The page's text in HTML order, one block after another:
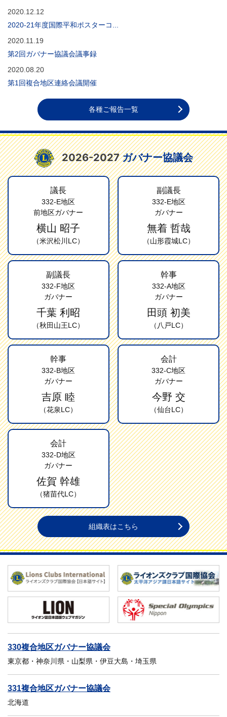
2020.12.12
2020-21年度国際平和ポスターコ...
2020.11.19
第2回ガバナー協議会議事録
2020.08.20
第1回複合地区連絡会議開催
各種ご報告一覧
2026-2027ガバナー協議会
議長
332-E地区
前地区ガバナー
横山 昭子
（米沢松川LC）
副議長
332-E地区
ガバナー
無着 哲哉
（山形霞城LC）
副議長
332-F地区
ガバナー
千葉 利昭
（秋田山王LC）
幹事
332-A地区
ガバナー
田頭 初美
（八戸LC）
幹事
332-B地区
ガバナー
吉原 睦
（花泉LC）
会計
332-C地区
ガバナー
今野 交
（仙台LC）
会計
332-D地区
ガバナー
佐賀 幹雄
（猪苗代LC）
組織表はこちら
330複合地区ガバナー協議会
東京都・神奈川県・山梨県・伊豆大島・埼玉県
331複合地区ガバナー協議会
北海道